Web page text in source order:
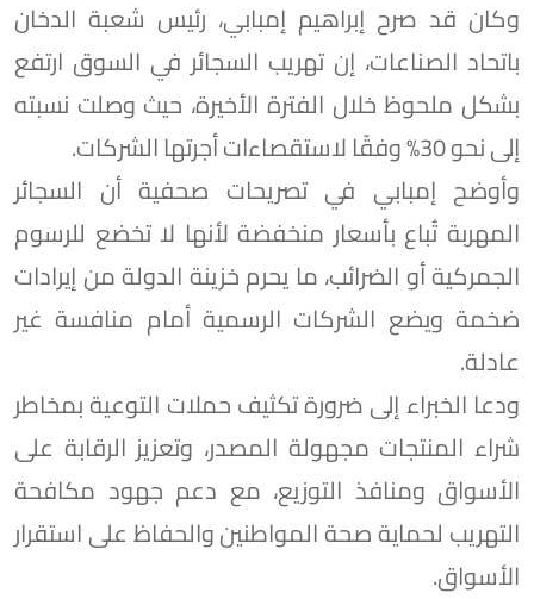
وكان قد صرح إبراهيم إمبابي، رئيس شعبة الدخان
باتحاد الصناعات، إن تهريب السجائر في السوق ارتفع
بشكل ملحوظ خلال الفترة الأخيرة، حيث وصلت نسبته
إلى نحو 30% وفقًا لاستقصاءات أجرتها الشركات.
وأوضح إمبابي في تصريحات صحفية أن السجائر
المهربة تُباع بأسعار منخفضة لأنها لا تخضع للرسوم
الجمركية أو الضرائب، ما يحرم خزينة الدولة من إيرادات
ضخمة ويضع الشركات الرسمية أمام منافسة غير
عادلة.
ودعا الخبراء إلى ضرورة تكثيف حملات التوعية بمخاطر
شراء المنتجات مجهولة المصدر، وتعزيز الرقابة على
الأسواق ومنافذ التوزيع، مع دعم جهود مكافحة
التهريب لحماية صحة المواطنين والحفاظ على استقرار
الأسواق.